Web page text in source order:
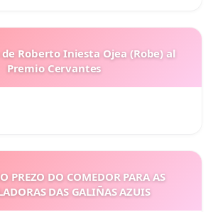
Roberto Iniesta Ojea (Robe) al
Premio Cervantes
PREZO DO COMEDOR PARA AS
DAS GALIÑAS AZUIS